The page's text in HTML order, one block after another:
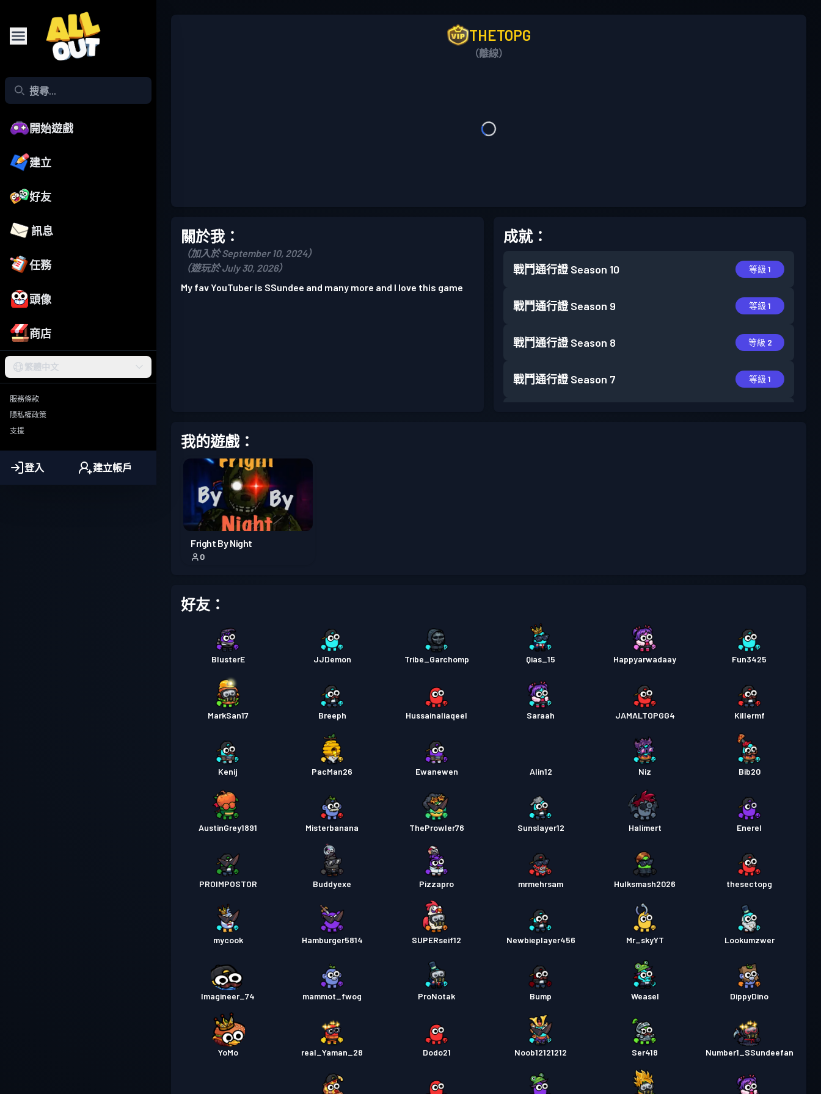
開始遊戲
建立
好友
訊息
任務
頭像
商店
繁體中文
服務條款
隱私權政策
支援
登入 建立帳戶
THETOPG
（離線）
關於我：
（加入於 September 10, 2024）
（遊玩於 July 30, 2026）
My fav YouTuber is SSundee and many more and I love this game
成就：
戰鬥通行證 Season 10 等級 1
戰鬥通行證 Season 9 等級 1
戰鬥通行證 Season 8 等級 2
戰鬥通行證 Season 7 等級 1
我的遊戲：
Fright By Night
0
好友：
BlusterE JJDemon Tribe_Garchomp Qias_15 Happyarwadaay Fun3425
MarkSan17 Breeph Hussainaliaqeel Saraah JAMALTOPGG4 Killermf
Kenij PacMan26 Ewanewen Alin12 Niz Bib20
AustinGrey1891 Misterbanana TheProwler76 Sunslayer12 Halimert Enerel
PROIMPOSTOR Buddyexe Pizzapro mrmehrsam Hulksmash2026 thesectopg
mycook Hamburger5814 SUPERseif12 Newbieplayer456 Mr_skyYT Lookumzwer
Imagineer_74 mammot_fwog ProNotak Bump Weasel DippyDino
YoMo real_Yaman_28 Dodo21 Noob12121212 Ser418 Number1_SSundeefan